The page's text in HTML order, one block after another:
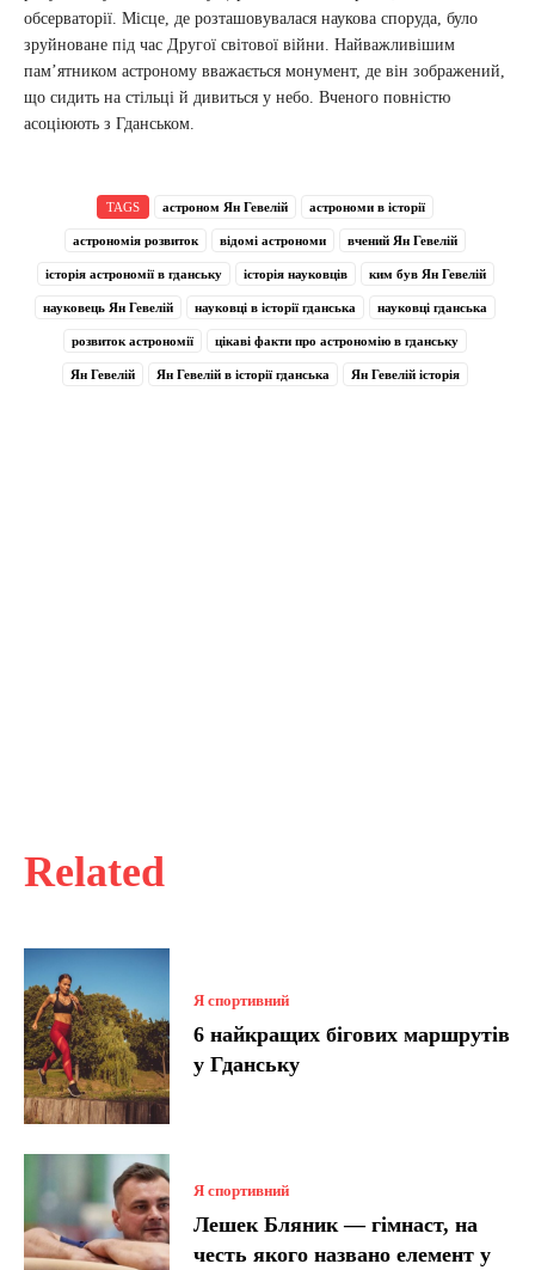
Related
Я спортивний
6 найкращих бігових маршрутів
у Гданську
Я спортивний
Лешек Бляник — гімнаст, на
честь якого названо елемент у
обсерваторії. Місце, де розташовувалася наукова споруда, було
зруйноване під час Другої світової війни. Найважливішим
пам’ятником астроному вважається монумент, де він зображений,
що сидить на стільці й дивиться у небо. Вченого повністю
асоціюють з Гданськом.
TAGS астроном Ян Гевелій астрономи в історії
астрономія розвиток відомі астрономи вчений Ян Гевелій
історія астрономії в гданську історія науковців ким був Ян Гевелій
науковець Ян Гевелій науковці в історії гданська науковці гданська
розвиток астрономії цікаві факти про астрономію в гданську
Ян Гевелій Ян Гевелій в історії гданська Ян Гевелій історія